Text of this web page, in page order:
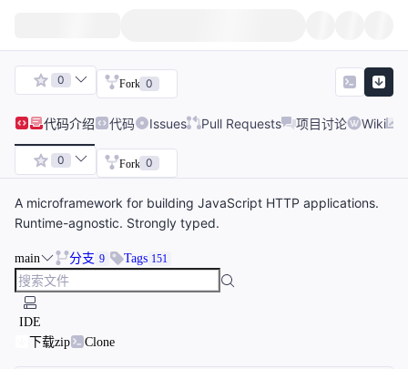
0 Fork 0
代码介绍 代码 Issues Pull Requests 项目讨论 Wiki
0 Fork 0
A microframework for building JavaScript HTTP applications.
Runtime-agnostic. Strongly typed.
main 分支 9 Tags 151
IDE
下载zip
Clone